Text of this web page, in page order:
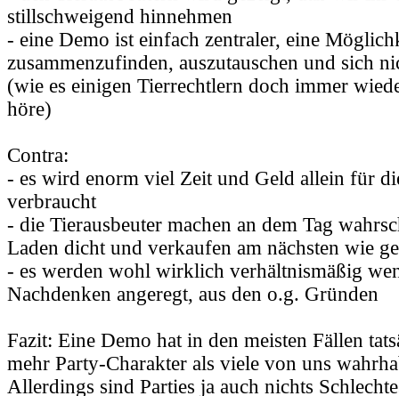
stillschweigend hinnehmen
- eine Demo ist einfach zentraler, eine
zusammenzufinden, auszutauschen und sich
(wie es einigen Tierrechtlern doch immer
höre)
Contra:
- es wird enorm viel Zeit und Geld allein für
verbraucht
- die Tierausbeuter machen an dem Tag
Laden dicht und verkaufen am nächsten wie
- es werden wohl wirklich verhältnismäßig
Nachdenken angeregt, aus den o.g. Gründen
Fazit: Eine Demo hat in den meisten Fällen
mehr Party-Charakter als viele von uns
Allerdings sind Parties ja auch nichts